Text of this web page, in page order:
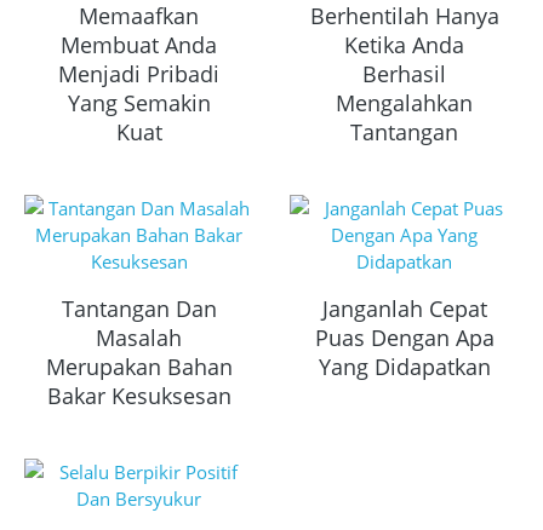
Memaafkan
Membuat Anda
Menjadi Pribadi
Yang Semakin
Kuat
Berhentilah Hanya
Ketika Anda
Berhasil
Mengalahkan
Tantangan
Tantangan Dan
Masalah
Merupakan Bahan
Bakar Kesuksesan
Janganlah Cepat
Puas Dengan Apa
Yang Didapatkan